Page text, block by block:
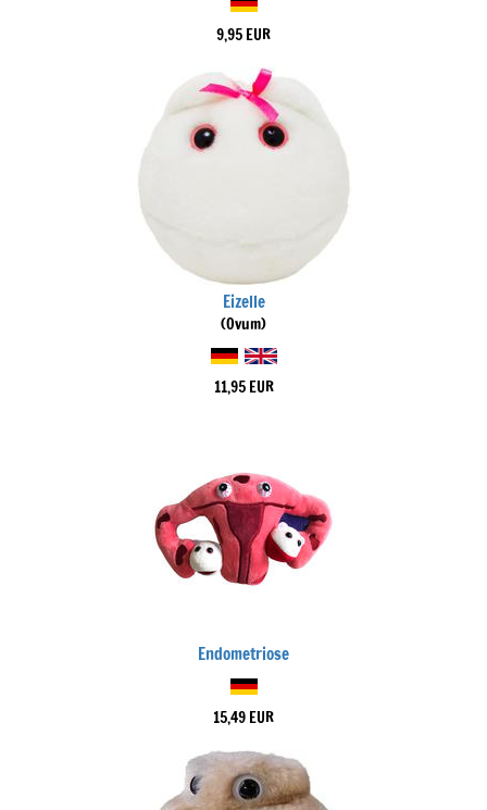
9,95 EUR
Eizelle
(Ovum)
11,95 EUR
Endometriose
15,49 EUR